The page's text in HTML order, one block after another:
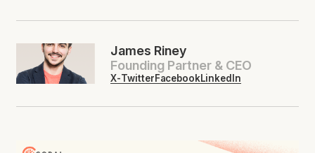
James Riney
Founding Partner & CEO
X-TwitterFacebookLinkedIn